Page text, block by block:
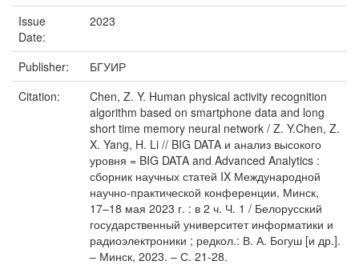
Issue
Date:
2023
Publisher:
БГУИР
Citation:
Chen, Z. Y. Human physical activity recognition
algorithm based on smartphone data and long
short time memory neural network / Z. Y.Chen, Z.
X. Yang, H. Li // BIG DATA и анализ высокого
уровня = BIG DATA and Advanced Analytics :
сборник научных статей IX Международной
научно-практической конференции, Минск,
17–18 мая 2023 г. : в 2 ч. Ч. 1 / Белорусский
государственный университет информатики и
радиоэлектроники ; редкол.: В. А. Богуш [и др.].
– Минск, 2023. – С. 21-28.